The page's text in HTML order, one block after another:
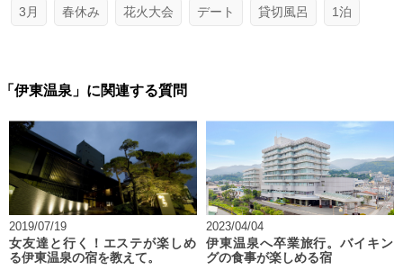
3月 春休み 花火大会 デート 貸切風呂 1泊
「伊東温泉」に関連する質問
2019/07/19
女友達と行く！エステが楽しめ
る伊東温泉の宿を教えて。
2023/04/04
伊東温泉へ卒業旅行。バイキン
グの食事が楽しめる宿